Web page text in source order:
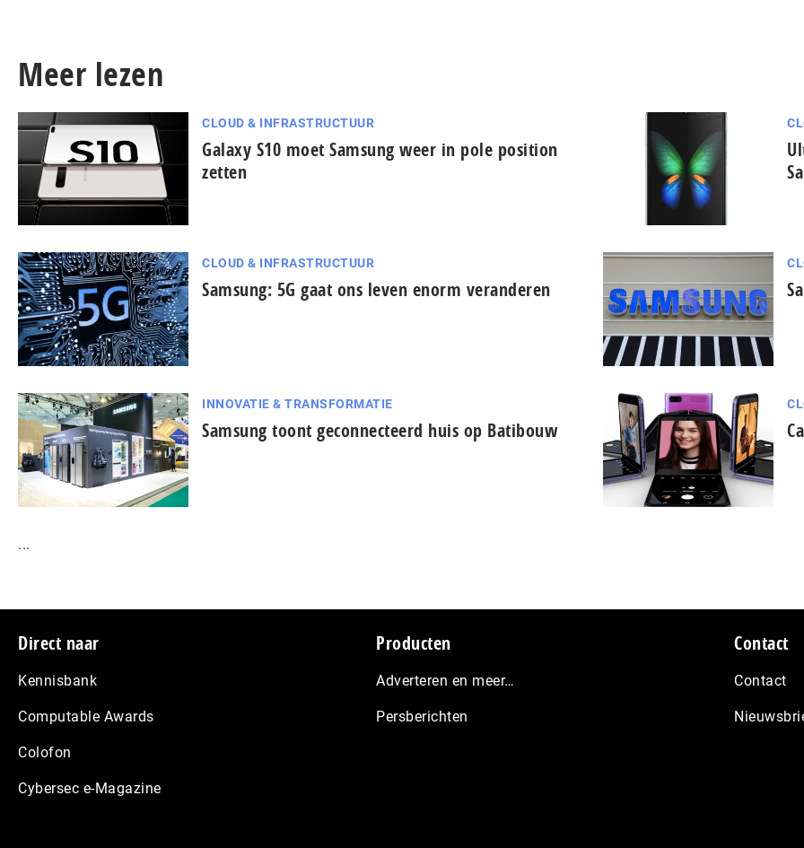
Meer lezen
CLOUD & INFRASTRUCTUUR
Galaxy S10 moet Samsung weer in pole position
zetten
CLOUD & INFRASTRUCTUUR
Samsung: 5G gaat ons leven enorm veranderen
INNOVATIE & TRANSFORMATIE
Samsung toont geconnecteerd huis op Batibouw
...
Footer
Direct naar
Kennisbank
Computable Awards
Colofon
Cybersec e-Magazine
Producten
Adverteren en meer…
Persberichten
Contact
Contact